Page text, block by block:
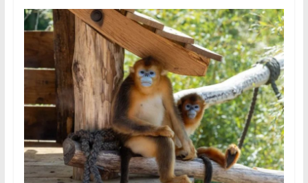
l’étranger
assouvir
passion,
tout
profitant
de